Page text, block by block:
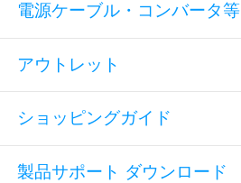
電源ケーブル・コンバータ等
アウトレット
ショッピングガイド
製品サポート ダウンロード